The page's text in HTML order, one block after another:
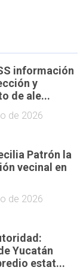
información
y
de ale...
de 2026
Patrón la
vecinal en
de 2026
Yucatán
estat...